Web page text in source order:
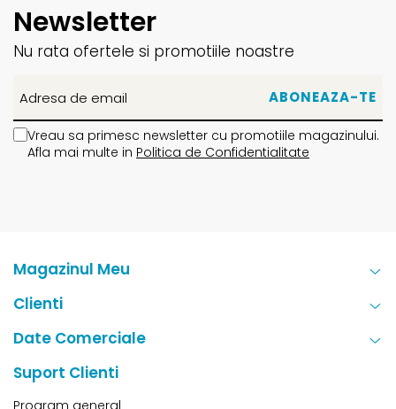
Newsletter
Nu rata ofertele si promotiile noastre
Vreau sa primesc newsletter cu promotiile magazinului.
Afla mai multe in Politica de Confidentialitate
Magazinul Meu
Clienti
Date Comerciale
Suport Clienti